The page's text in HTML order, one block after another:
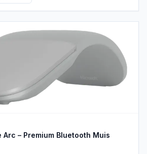
PRODUCTBEELD
– Premium Bluetooth Muis